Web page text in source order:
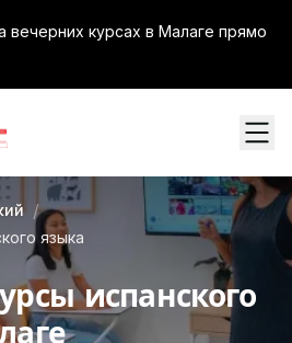
вечерних курсах в Малаге прямо
/
языка
испанского